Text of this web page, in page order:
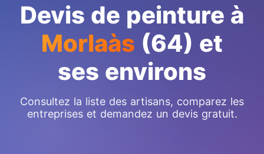
Devis de peinture à
Morlaàs (64) et
ses environs
Consultez la liste des artisans, comparez les
entreprises et demandez un devis gratuit.